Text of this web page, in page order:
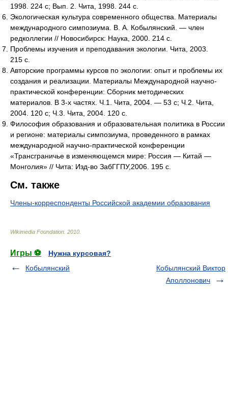
1998. 224 с; Вып. 2. Чита, 1998. 244 с.
Экологическая культура современного общества. Материалы
международного симпозиума. В. А. Кобылянский. — член
редколлегии // Новосибирск: Наука, 2000. 214 с.
Проблемы изучения и преподавания экологии. Чита, 2003.
215 с.
Авторские программы курсов по экологии: опыт и проблемы их
создания и реализации. Материалы Международной научно-
практической конференции: Сборник методических
материалов. В 3-х частях. Ч.1. Чита, 2004. — 53 с; Ч.2. Чита,
2004. 120 с; Ч.3. Чита, 2004. 120 с.
Философия образования и образовательная политика в России
и регионе: материалы симпозиума, проведенного в рамках
международной научно-практической конференции
«Трансграничье в изменяющемся мире: Россия — Китай —
Монголия» // Чита: Изд-во ЗабГГПУ,2006. 195 с.
См. также
Члены-корреспонденты Российской академии образования
Wikimedia Foundation 2010
Игры ⚽
Нужна курсовая?
Кобылянский
Кобылянский Виктор
Аполлонович